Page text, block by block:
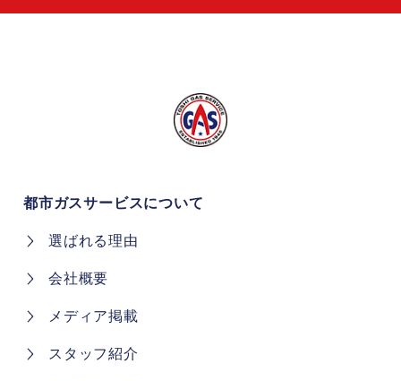
都市ガスサービスについて
選ばれる理由
会社概要
メディア掲載
スタッフ紹介